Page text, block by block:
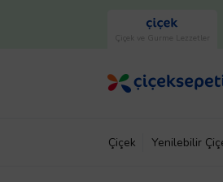
Çiçek ve Gurme Lezzetler
Çiçek Yenilebilir